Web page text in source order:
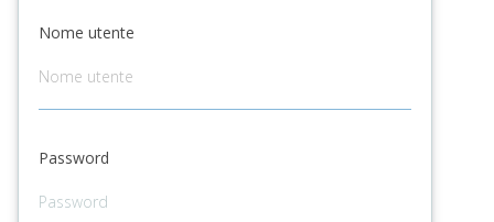
Nome utente
Password